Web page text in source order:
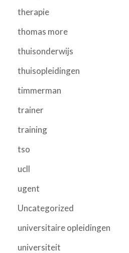
therapie
thomas more
thuisonderwijs
thuisopleidingen
timmerman
trainer
training
tso
ucll
ugent
Uncategorized
universitaire opleidingen
universiteit